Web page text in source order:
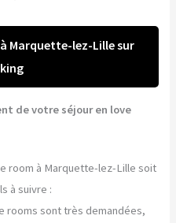
Marquette-lez-Lille sur
de votre séjour en love
room à Marquette-lez-Lille soit
à suivre :
rooms sont très demandées,